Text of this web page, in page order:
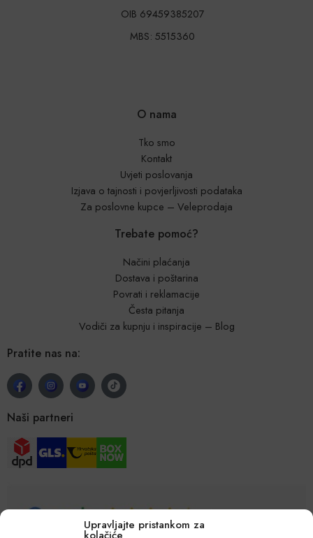
Upravljajte pristankom za
OIB 69459385207
MBS: 5515360
O nama
Tko smo
Kontakt
Uvjeti poslovanja
Izjava o tajnosti i povjerljivosti podataka
Za poslovne kupce – Veleprodaja
Trebate pomoć?
Načini plaćanja
Dostava i poštarina
Povrati i reklamacije
Česta pitanja
Vodiči za kupnju i inspiracije – Blog
Pratite nas na:
Naši partneri